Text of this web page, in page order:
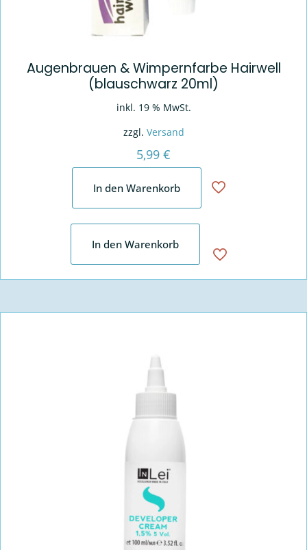
Augenbrauen & Wimpernfarbe Hairwell
(blauschwarz 20ml)
inkl. 19 % MwSt.
zzgl. Versand
5,99 €
In den Warenkorb
In den Warenkorb